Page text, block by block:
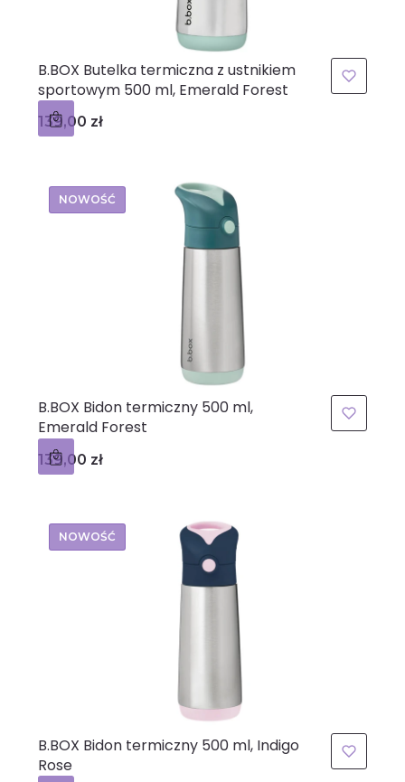
B.BOX Butelka termiczna z ustnikiem
sportowym 500 ml, Emerald Forest
Cena
139,00 zł
NOWOŚĆ
B.BOX Bidon termiczny 500 ml,
Emerald Forest
Cena
139,00 zł
NOWOŚĆ
B.BOX Bidon termiczny 500 ml, Indigo
Rose